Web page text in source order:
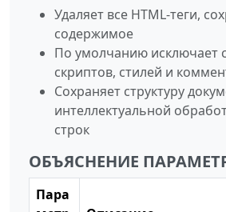
Удаляет все HTML-теги,
содержимое
По умолчанию исключает
скриптов, стилей и
Сохраняет структуру
интеллектуальной
строк
ОБЪЯСНЕНИЕ
Пара